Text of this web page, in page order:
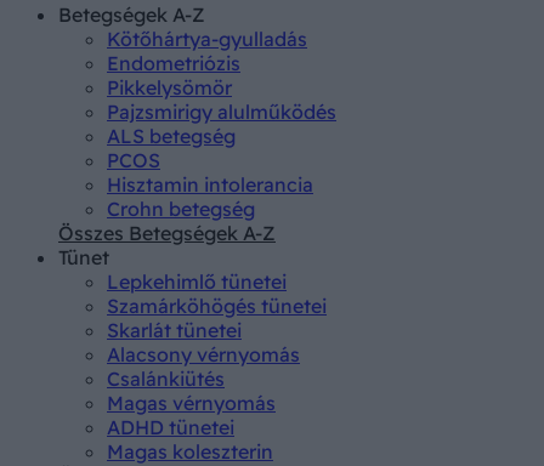
Betegségek A-Z
Kötőhártya-gyulladás
Endometriózis
Pikkelysömör
Pajzsmirigy alulműködés
ALS betegség
PCOS
Hisztamin intolerancia
Crohn betegség
Összes Betegségek A-Z
Tünet
Lepkehimlő tünetei
Szamárköhögés tünetei
Skarlát tünetei
Alacsony vérnyomás
Csalánkiütés
Magas vérnyomás
ADHD tünetei
Magas koleszterin